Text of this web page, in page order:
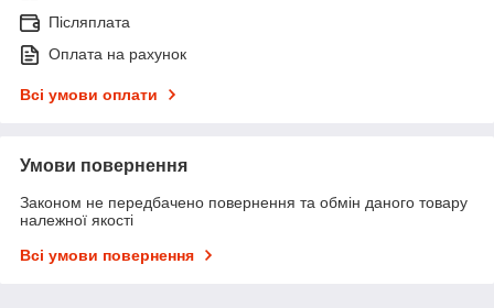
Післяплата
Оплата на рахунок
Всі умови оплати
Умови повернення
Законом не передбачено повернення та обмін даного товару
належної якості
Всі умови повернення